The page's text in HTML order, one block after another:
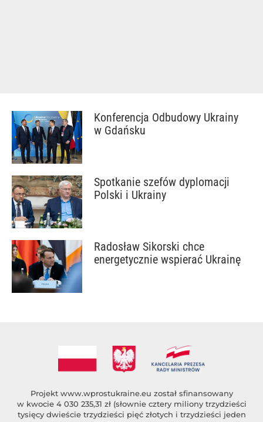
Konferencja Odbudowy Ukrainy
w Gdańsku
Spotkanie szefów dyplomacji
Polski i Ukrainy
Radosław Sikorski chce
energetycznie wspierać Ukrainę
Projekt www.wprostukraine.eu został sfinansowany
w kwocie 4 030 235,31 zł (słownie cztery miliony trzydzieści
tysięcy dwieście trzydzieści pięć złotych i trzydzieści jeden